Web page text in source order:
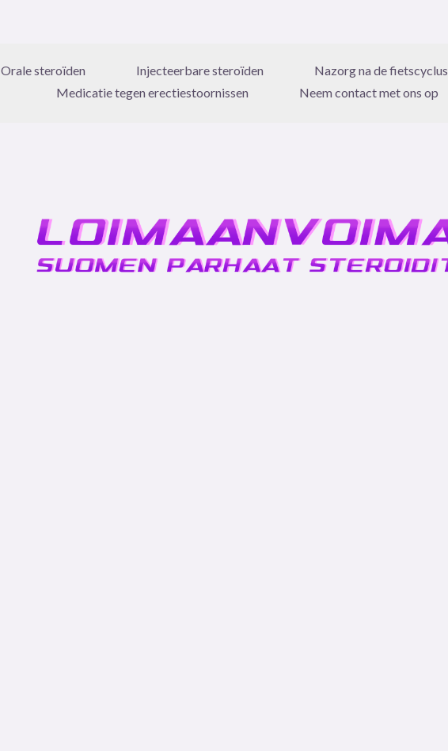
Orale steroïden Injecteerbare steroïden Nazorg na de fietscyclus
Medicatie tegen erectiestoornissen
Neem contact met ons op